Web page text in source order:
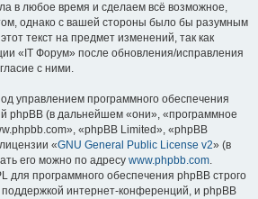
в любое время и сделаем всё возможное,
однако с вашей стороны было бы разумным
текст на предмет изменений, так как
«IT Форум» после обновления/исправления
с ними.
управлением программного обеспечения
phpBB (в дальнейшем «они», «программное
«phpBB Limited», «phpBB
«GNU General Public License v2» (в
его можно по адресу www.phpbb.com.
для программного обеспечения phpBB строго
интернет-конференций, и phpBB